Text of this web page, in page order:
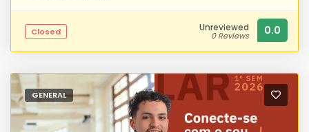
Closed Unreviewed
0 Reviews 0.0
GENERAL